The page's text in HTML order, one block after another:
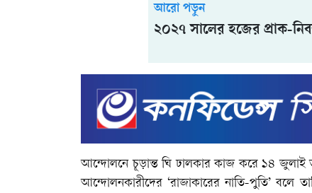
আরো পড়ুন
২০২৭ সালের হজের প্রাক-
আন্দোলনে চূড়ান্ত ঘি ঢালকার কাজ করে ১৪ জুলাই
আন্দোলনকারীদের ‘রাজাকারের নাতি-পুতি’ বলে